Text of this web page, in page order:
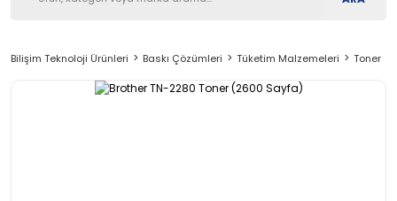
Bilişim Teknoloji Ürünleri Baskı Çözümleri Tüketim Malzemeleri Toner